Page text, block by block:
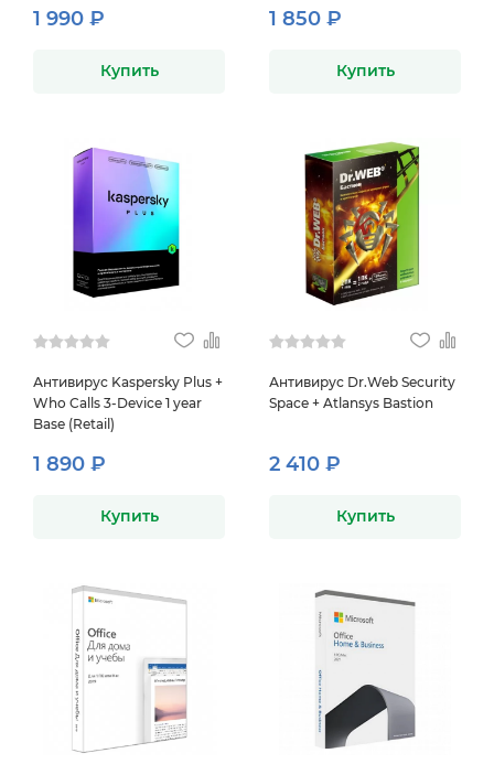
1 990 ₽
Купить
1 850 ₽
Купить
Антивирус Kaspersky Plus +
Who Calls 3-Device 1 year
Base (Retail)
1 890 ₽
Купить
Антивирус Dr.Web Security
Space + Atlansys Bastion
2 410 ₽
Купить